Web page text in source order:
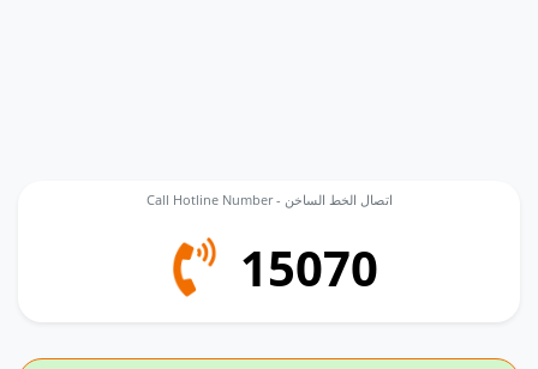
Call Hotline Number - اتصال الخط الساخن
15070